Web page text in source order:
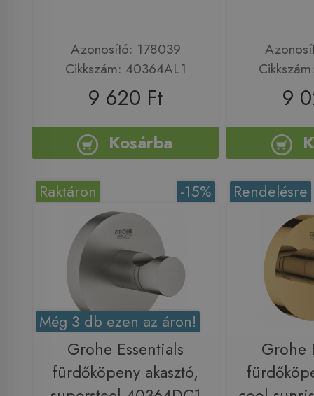
Azonosító: 178039
Cikkszám: 40364AL1
9 620 Ft
Kosárba
9
-15%
Raktáron
Még 3 db ezen az áron!
Grohe Essentials
fürdőköpeny akasztó,
Rendelésre
Grohe